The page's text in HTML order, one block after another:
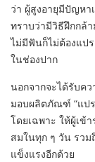
ว่า ผู้สูงอายุมีปัญหา
ทราบว่ามีวิธีฝึกกล้
ไม่มีฟันก็ไม่ต้องแป
ในช่องปาก
นอกจากจะได้รับค
มอบผลิตภัณฑ์ “แป
โดยเฉพาะ ให้ผู้เข้
สมในทุก ๆ วัน รว
แข็งแรงอีกด้วย